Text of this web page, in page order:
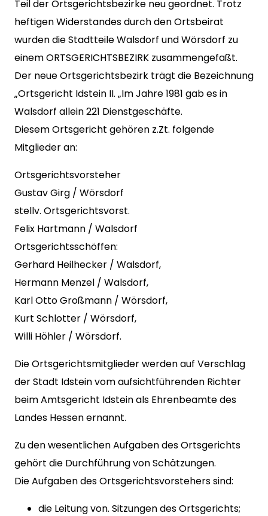
Teil der Ortsgerichtsbezirke neu geordnet. Trotz
heftigen Widerstandes durch den Ortsbeirat
wurden die Stadtteile Walsdorf und Wörsdorf zu
einem ORTSGERICHTSBEZIRK zusammengefaßt.
Der neue Ortsgerichtsbezirk trägt die Bezeichnung
„Ortsgericht Idstein II. „Im Jahre 1981 gab es in
Walsdorf allein 221 Dienstgeschäfte.
Diesem Ortsgericht gehören z.Zt. folgende
Mitglieder an:
Ortsgerichtsvorsteher
Gustav Girg / Wörsdorf
stellv. Ortsgerichtsvorst.
Felix Hartmann / Walsdorf
Ortsgerichtsschöffen:
Gerhard Heilhecker / Walsdorf,
Hermann Menzel / Walsdorf,
Karl Otto Großmann / Wörsdorf,
Kurt Schlotter / Wörsdorf,
Willi Höhler / Wörsdorf.
Die Ortsgerichtsmitglieder werden auf Verschlag
der Stadt Idstein vom aufsichtführenden Richter
beim Amtsgericht Idstein als Ehrenbeamte des
Landes Hessen ernannt.
Zu den wesentlichen Aufgaben des Ortsgerichts
gehört die Durchführung von Schätzungen.
Die Aufgaben des Ortsgerichtsvorstehers sind:
die Leitung von. Sitzungen des Ortsgerichts;